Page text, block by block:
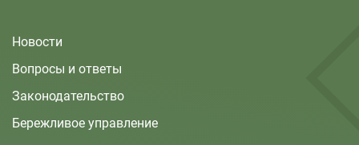
Новости
Вопросы и ответы
Законодательство
Бережливое управление